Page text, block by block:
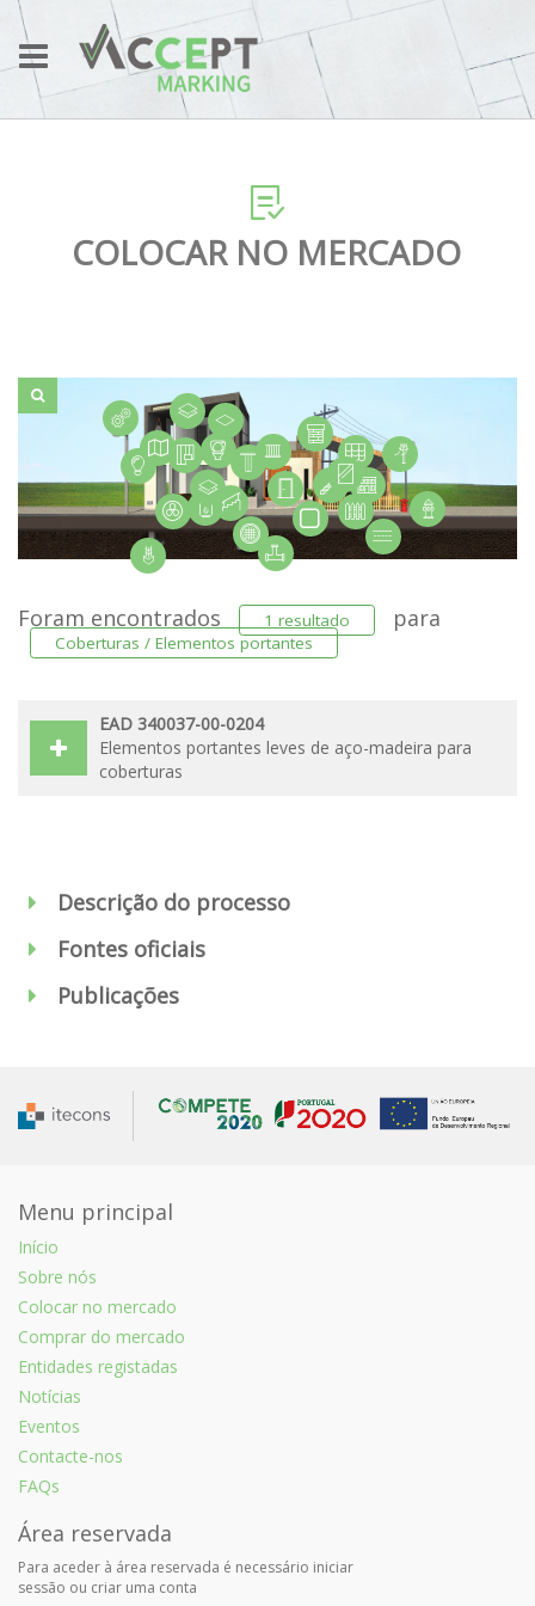
COLOCAR NO MERCADO
Foram encontrados 1 resultado para
Coberturas / Elementos portantes
EAD 340037-00-0204
Elementos portantes leves de aço-madeira para
coberturas
Descrição do processo
Fontes oficiais
Publicações
Menu principal
Início
Sobre nós
Colocar no mercado
Comprar do mercado
Entidades registadas
Notícias
Eventos
Contacte-nos
FAQs
Área reservada
Para aceder à área reservada é necessário iniciar
sessão ou criar uma conta